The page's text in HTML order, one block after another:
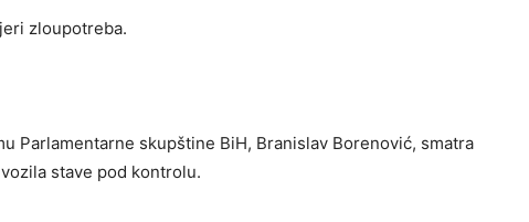
zloupotreba.
Parlamentarne skupštine BiH, Branislav Borenović, smatra
stave pod kontrolu.